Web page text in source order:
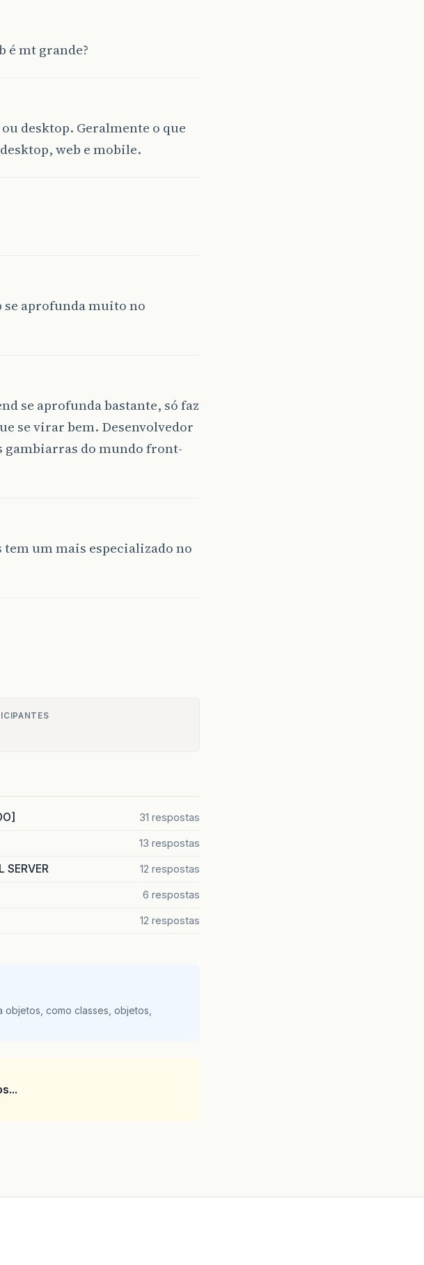
é mt grande?
desktop. Geralmente o que
web e mobile.
se aprofunda muito no
se aprofunda bastante, só faz
se virar bem. Desenvolvedor
gambiarras do mundo front-
um mais especializado no
31 respostas
13 respostas
12 respostas
6 respostas
12 respostas
como classes, objetos,